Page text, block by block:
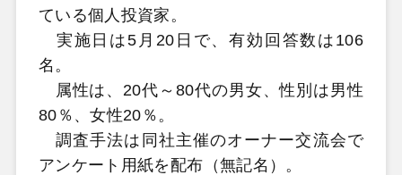
ている個人投資家。
実施日は5月20日で、有効回答数は106
名。
属性は、20代～80代の男女、性別は男性
80％、女性20％。
調査手法は同社主催のオーナー交流会で
アンケート用紙を配布（無記名）。